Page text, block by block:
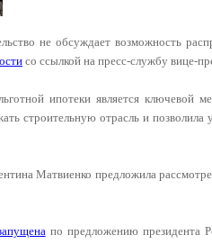
не обсуждает возможность
со ссылкой на пресс-службу вице-
ипотеки является ключевой
строительную отрасль и
Матвиенко предложила
по предложению президента